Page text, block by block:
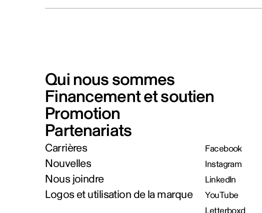
Qui nous sommes
Financement et soutien
Promotion
Partenariats
Carrières
Nouvelles
Nous joindre
Logos et utilisation de la marque
Facebook
Instagram
LinkedIn
YouTube
Letterboxd